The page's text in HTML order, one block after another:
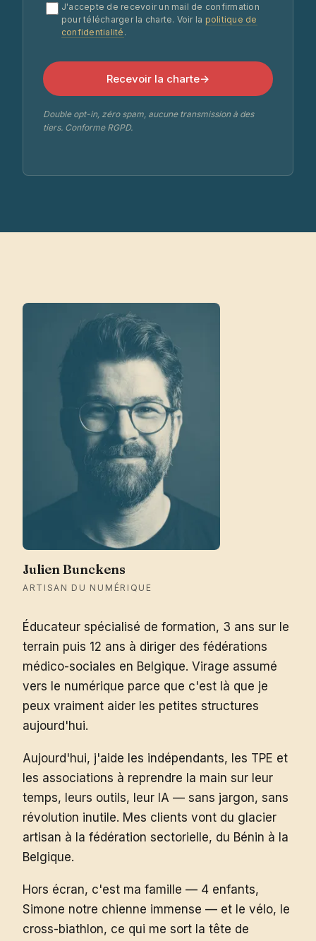
J'accepte de recevoir un mail de confirmation
pour télécharger la charte. Voir la politique de
confidentialité .
Recevoir la charte→
Double opt-in, zéro spam, aucune transmission à des
tiers. Conforme RGPD.
Julien Bunckens
ARTISAN DU NUMÉRIQUE
Éducateur spécialisé de formation, 3 ans sur le
terrain puis 12 ans à diriger des fédérations
médico-sociales en Belgique. Virage assumé
vers le numérique parce que c'est là que je
peux vraiment aider les petites structures
aujourd'hui.
Aujourd'hui, j'aide les indépendants, les TPE et
les associations à reprendre la main sur leur
temps, leurs outils, leur IA — sans jargon, sans
révolution inutile. Mes clients vont du glacier
artisan à la fédération sectorielle, du Bénin à la
Belgique.
Hors écran, c'est ma famille — 4 enfants,
Simone notre chienne immense — et le vélo, le
cross-biathlon, ce qui me sort la tête de